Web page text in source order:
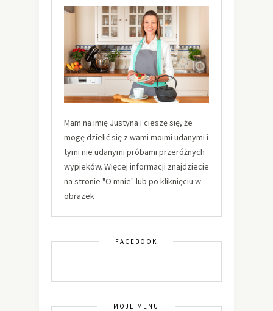
Mam na imię Justyna i cieszę się, że
mogę dzielić się z wami moimi udanymi i
tymi nie udanymi próbami przeróżnych
wypieków. Więcej informacji znajdziecie
na stronie "O mnie" lub po kliknięciu w
obrazek
FACEBOOK
MOJE MENU